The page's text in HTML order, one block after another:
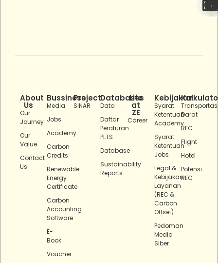
About
Us
Our
Journey
Our
Value
Contact
Us
Bussiness
Media
Jobs
Academy
Carbon
Credits
Renewable
Energy
Certificate
Carbon
Accounting
Software
E-
Book
Voucher
Project
SINAR
Databases
Data
Daftar
Peraturan
PLTS
Database
Sustainability
Reports
Life
at
ZE
Career
Kebijakan
Syarat
Ketentuan
Academy
Syarat
Ketentuan
Jobs
Legal &
Kebijakan
Layanan
(REC &
Carbon
Offset)
Pedoman
Media
Siber
Darat
REC
Flight
Hotel
Potensi
REC